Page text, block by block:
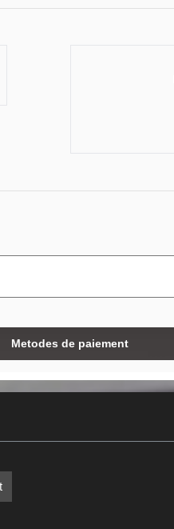
Metodes de paiement